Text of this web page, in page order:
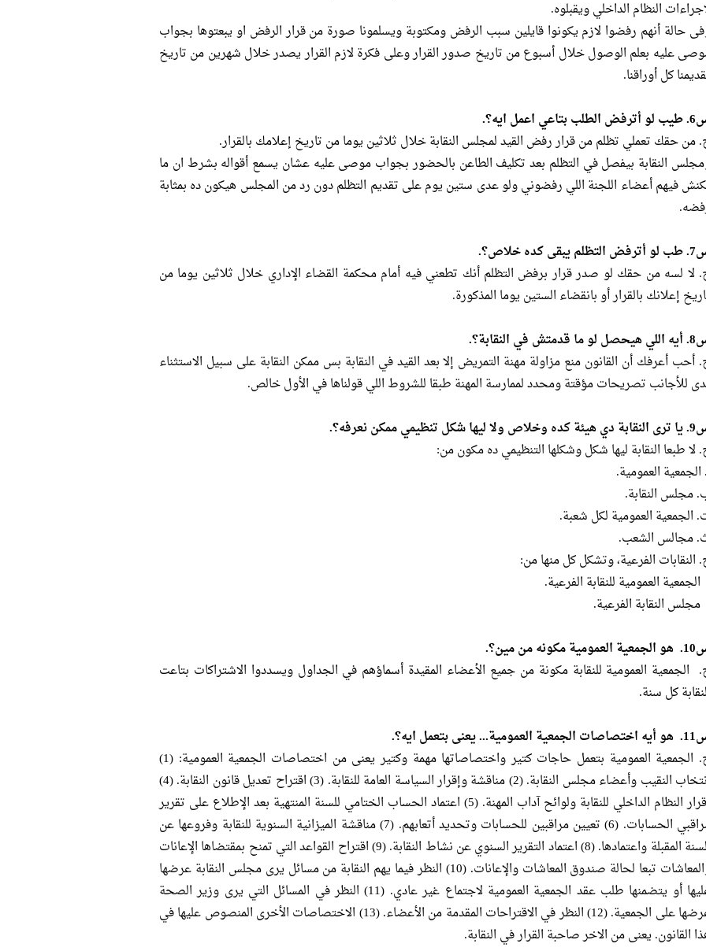
النظام الداخلي ويقبلوه.
حالة أنهم رفضوا لازم يكونوا قايلين سبب الرفض ومكتوبة ويسلمونا صورة من قرار الرفض او يبعتوها بجواب
عليه بعلم الوصول خلال أسبوع من تاريخ صدور القرار وعلى فكرة لازم القرار يصدر خلال شهرين من تاريخ
كل أوراقنا.
بتاعي اعمل ايه؟.
من حقك تعملي تظلم من قرار رفض القيد لمجلس النقابة خلال ثلاثين يوما من تاريخ إعلامك بالقرار.
النقابة بيفصل في التظلم بعد تكليف الطاعن بالحضور بجواب موصى عليه عشان يسمع أقواله بشرط ان ما
فيهم أعضاء اللجنة اللي رفضوني ولو عدى ستين يوم على تقديم التظلم دون رد من المجلس هيكون ده بمثابة
يبقى كده خلاص؟.
لا لسه من حقك لو صدر قرار برفض التظلم أنك تطعني فيه أمام محكمة القضاء الإداري خلال ثلاثين يوما من
إعلانك بالقرار أو بانقضاء الستين يوما المذكورة.
في النقابة؟.
أحب أعرفك أن القانون منع مزاولة مهنة التمريض إلا بعد القيد في النقابة بس ممكن النقابة على سبيل الاستثناء
للأجانب تصريحات مؤقتة ومحدد لممارسة المهنة طبقا للشروط اللي قولناها في الأول خالص.
ليها شكل تنظيمي ممكن نعرفه؟.
لا طبعا النقابة ليها شكل وشكلها التنظيمي ده مكون من:
الجمعية العمومية.
مجلس النقابة.
الجمعية العمومية لكل شعبة.
مجالس الشعب.
النقابات الفرعية، وتشكل كل منها من:
العمومية للنقابة الفرعية.
النقابة الفرعية.
مكونه من مين؟.
الجمعية العمومية للنقابة مكونة من جميع الأعضاء المقيدة أسماؤهم في الجداول ويسددوا الاشتراكات بتاعت
كل سنة.
يعنى بتعمل ايه؟.
ج. الجمعية العمومية بتعمل حاجات كتير واختصاصاتها مهمة وكتير يعنى من اختصاصات الجمعية العمومية: (1)
انتخاب النقيب وأعضاء مجلس النقابة. (2) مناقشة وإقرار السياسة العامة للنقابة. (3) اقتراح تعديل قانون النقابة. (4)
إقرار النظام الداخلي للنقابة ولوائح آداب المهنة. (5) اعتماد الحساب الختامي للسنة المنتهية بعد الإطلاع على تقرير
مراقبي الحسابات. (6) تعيين مراقبين للحسابات وتحديد أتعابهم. (7) مناقشة الميزانية السنوية للنقابة وفروعها عن
السنة المقبلة واعتمادها. (8) اعتماد التقرير السنوي عن نشاط النقابة. (9) اقتراح القواعد التي تمنح بمقتضاها الإعانات
والمعاشات تبعا لحالة صندوق المعاشات والإعانات. (10) النظر فيما يهم النقابة من مسائل يرى مجلس النقابة عرضها
عليها أو يتضمنها طلب عقد الجمعية العمومية لاجتماع غير عادي. (11) النظر في المسائل التي يرى وزير الصحة
عرضها على الجمعية. (12) النظر في الاقتراحات المقدمة من الأعضاء. (13) الاختصاصات الأخرى المنصوص عليها في
القانون. يعنى من الاخر صاحبة القرار في النقابة.